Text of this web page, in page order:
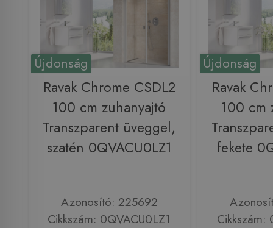
Újdonság
Ravak Chrome CSDL2
100 cm zuhanyajtó
Transzparent üveggel,
szatén 0QVACU0LZ1
Azonosító: 225692
Cikkszám: 0QVACU0LZ1
Újdonság
Ravak
100 cm
fekete
Cikkszám: